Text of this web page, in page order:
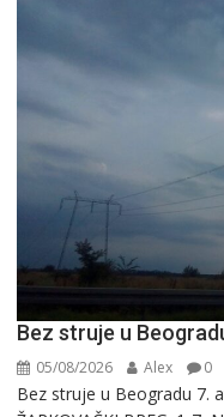
Bez struje u
05/08/2026 Alex 0
Bez struje u Beogradu 7.